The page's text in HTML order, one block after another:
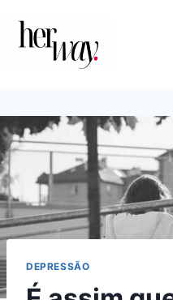
DEPRESSÃO